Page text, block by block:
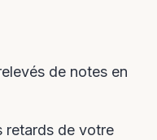
de notes en
retards de votre